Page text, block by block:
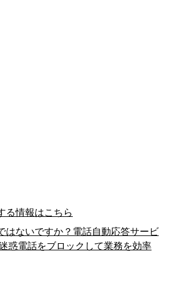
る情報はこちら
はないですか？電話自動応答サービ
惑電話をブロックして業務を効率